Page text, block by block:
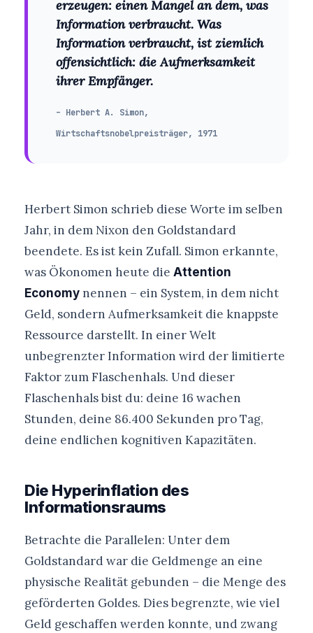
erzeugen: einen Mangel an dem, was
Information verbraucht. Was
Information verbraucht, ist ziemlich
offensichtlich: die Aufmerksamkeit
ihrer Empfänger.
– Herbert A. Simon,
Wirtschaftsnobelpreisträger, 1971
Herbert Simon schrieb diese Worte im selben
Jahr, in dem Nixon den Goldstandard
beendete. Es ist kein Zufall. Simon erkannte,
was Ökonomen heute die Attention
Economy nennen – ein System, in dem nicht
Geld, sondern Aufmerksamkeit die knappste
Ressource darstellt. In einer Welt
unbegrenzter Information wird der limitierte
Faktor zum Flaschenhals. Und dieser
Flaschenhals bist du: deine 16 wachen
Stunden, deine 86.400 Sekunden pro Tag,
deine endlichen kognitiven Kapazitäten.
Die Hyperinflation des
Informationsraums
Betrachte die Parallelen: Unter dem
Goldstandard war die Geldmenge an eine
physische Realität gebunden – die Menge des
geförderten Goldes. Dies begrenzte, wie viel
Geld geschaffen werden konnte, und zwang